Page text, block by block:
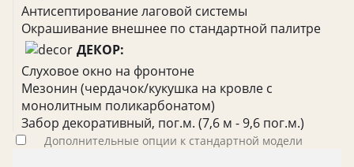
Антисептирование лаговой системы
Окрашивание внешнее по стандартной палитре
ДЕКОР:
Слуховое окно на фронтоне
Мезонин (чердачок/кукушка на кровле с
монолитным поликарбонатом)
Забор декоративный, пог.м. (7,6 м - 9,6 пог.м.)
Дополнительные опции к стандартной модели